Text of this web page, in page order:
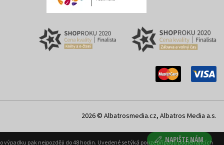
NAPIŠTE NÁM
2026 © Albatrosmedia.cz, Albatros Media a.s.
pak nejpozději do 48 hodin. Uvedené se týká pouze případů podléhajících